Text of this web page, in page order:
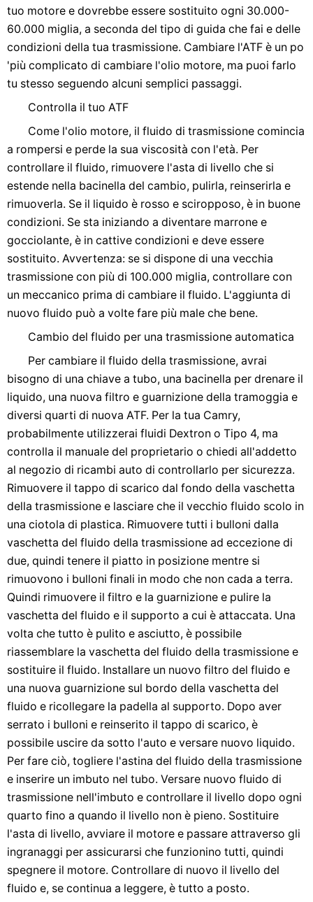
tuo motore e dovrebbe essere sostituito ogni 30.000-
60.000 miglia, a seconda del tipo di guida che fai e delle
condizioni della tua trasmissione. Cambiare l'ATF è un po
'più complicato di cambiare l'olio motore, ma puoi farlo
tu stesso seguendo alcuni semplici passaggi.
Controlla il tuo ATF
Come l'olio motore, il fluido di trasmissione comincia
a rompersi e perde la sua viscosità con l'età. Per
controllare il fluido, rimuovere l'asta di livello che si
estende nella bacinella del cambio, pulirla, reinserirla e
rimuoverla. Se il liquido è rosso e sciropposo, è in buone
condizioni. Se sta iniziando a diventare marrone e
gocciolante, è in cattive condizioni e deve essere
sostituito. Avvertenza: se si dispone di una vecchia
trasmissione con più di 100.000 miglia, controllare con
un meccanico prima di cambiare il fluido. L'aggiunta di
nuovo fluido può a volte fare più male che bene.
Cambio del fluido per una trasmissione automatica
Per cambiare il fluido della trasmissione, avrai
bisogno di una chiave a tubo, una bacinella per drenare il
liquido, una nuova filtro e guarnizione della tramoggia e
diversi quarti di nuova ATF. Per la tua Camry,
probabilmente utilizzerai fluidi Dextron o Tipo 4, ma
controlla il manuale del proprietario o chiedi all'addetto
al negozio di ricambi auto di controllarlo per sicurezza.
Rimuovere il tappo di scarico dal fondo della vaschetta
della trasmissione e lasciare che il vecchio fluido scolo in
una ciotola di plastica. Rimuovere tutti i bulloni dalla
vaschetta del fluido della trasmissione ad eccezione di
due, quindi tenere il piatto in posizione mentre si
rimuovono i bulloni finali in modo che non cada a terra.
Quindi rimuovere il filtro e la guarnizione e pulire la
vaschetta del fluido e il supporto a cui è attaccata. Una
volta che tutto è pulito e asciutto, è possibile
riassemblare la vaschetta del fluido della trasmissione e
sostituire il fluido. Installare un nuovo filtro del fluido e
una nuova guarnizione sul bordo della vaschetta del
fluido e ricollegare la padella al supporto. Dopo aver
serrato i bulloni e reinserito il tappo di scarico, è
possibile uscire da sotto l'auto e versare nuovo liquido.
Per fare ciò, togliere l'astina del fluido della trasmissione
e inserire un imbuto nel tubo. Versare nuovo fluido di
trasmissione nell'imbuto e controllare il livello dopo ogni
quarto fino a quando il livello non è pieno. Sostituire
l'asta di livello, avviare il motore e passare attraverso gli
ingranaggi per assicurarsi che funzionino tutti, quindi
spegnere il motore. Controllare di nuovo il livello del
fluido e, se continua a leggere, è tutto a posto.